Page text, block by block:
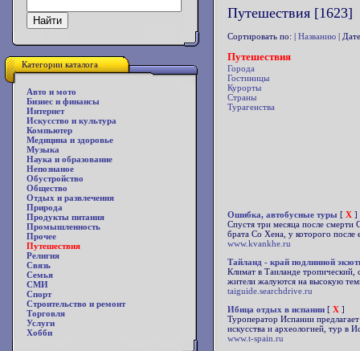
Категории каталога
Авто и мото
Бизнес и финансы
Интернет
Искусство и культура
Компьютер
Медицина и здоровье
Музыка
Наука и образование
Непознаное
Обустройство
Общество
Отдых и развлечения
Природа
Продукты питания
Промышленность
Прочее
Путешествия
Религия
Связь
Семья
СМИ
Спорт
Строительство и ремонт
Торговля
Услуги
Хобби
Путешествия [1623]
Сортировать по: | Названию |
Путешествия
Города
Гостиницы
Курорты
Страны
Турагенства
Ошибка, автобусные туры [ X ]
Спустя три месяца после
брата Со Хена, у которого после
www.kvankhe.ru
Тайланд - край подлинной
Климат в Таиланде
жители жалуются на высокую
taiguide.searchdrive.ru
Ибица отдых в испании [ X ]
Туроператор Испании
искусства и археологией, тур в
www.t-spain.ru